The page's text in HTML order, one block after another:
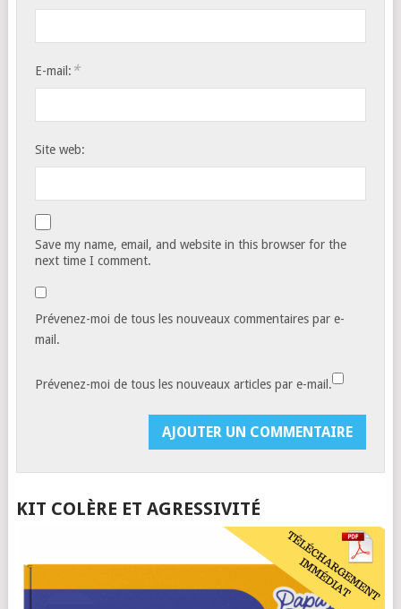
E-mail: *
Site web:
Save my name, email, and website in this browser for the
next time I comment.
Prévenez-moi de tous les nouveaux commentaires par e-
mail.
Prévenez-moi de tous les nouveaux articles par e-mail.
KIT COLÈRE ET AGRESSIVITÉ